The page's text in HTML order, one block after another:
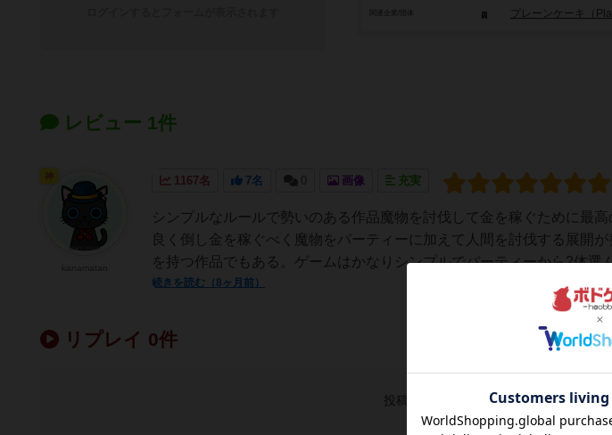
プレーンケーキ（
レビュー 1件
1167名 7名 0 画像 充実
シンプルなルールで勢いのある作品魔物を討伐して金を稼ぐために最
良く倒し金を稼ぐべく魔物をパーティーに加えて人間を討伐する展開
を持つ作品でもある。ゲームはかなりシンプルでパーティーから2体選
続きを読む（8ヶ月前）
リプレイ 0件
投稿を募集しています